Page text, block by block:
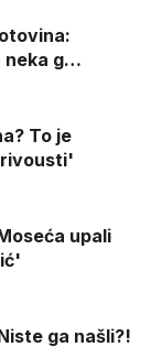
neka g…
To je
upali
ga našli?!